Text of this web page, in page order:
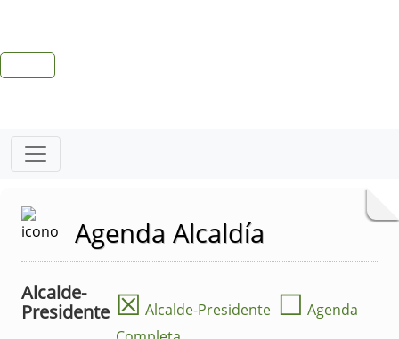
Agenda Alcaldía
Alcalde-
Presidente ☒ Alcalde-Presidente ☐ Agenda